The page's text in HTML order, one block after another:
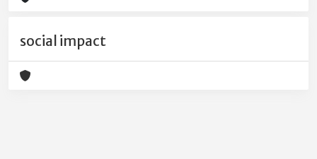
social impact